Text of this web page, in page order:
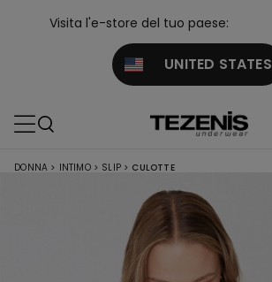
Visita l'e-store del tuo paese:
UNITED STATES
DONNA > INTIMO > SLIP > CULOTTE